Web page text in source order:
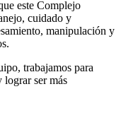
este Complejo
cuidado y
manipulación y
trabajamos para
lograr ser más